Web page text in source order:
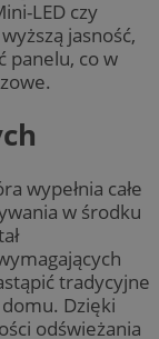
LED czy
jasność,
panelu, co w
wypełnia całe
w środku
tradycyjne
Dzięki
odświeżania